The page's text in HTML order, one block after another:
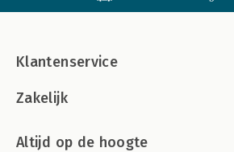
Klantenservice
Zakelijk
Altijd op de hoogte